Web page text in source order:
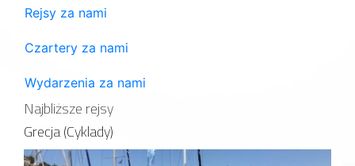
Rejsy za nami
Czartery za nami
Wydarzenia za nami
Najbliższe rejsy
Grecja (Cyklady)